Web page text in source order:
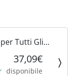
Tutti Gli
37,09€
disponibile